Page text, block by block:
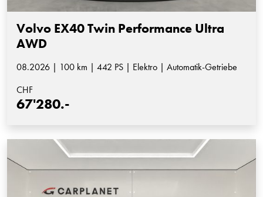
Volvo EX40 Twin Performance Ultra
AWD
08.2026 | 100 km | 442 PS | Elektro | Automatik-Getriebe
CHF
67'280.-